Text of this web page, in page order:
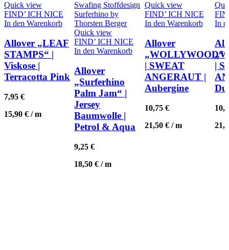
Quick view
FIND’ ICH NICE
In den Warenkorb
Allover „LEAF
STAMPS“ |
Viskose |
Terracotta Pink
7,95 €
15,90 € /m
Quick view
FIND’ ICH NICE
In den Warenkorb
Allover
„Surferhino
Palm Jam“ |
Jersey
Baumwolle |
Petrol & Aqua
9,25€
18,50€ /m
Quick view
FIND’ ICH NICE
In den Warenkorb
Allover
„WOLLYWOOD“
| SWEAT
ANGERAUT |
Aubergine
10,75 €
21,50 €/m
In
|